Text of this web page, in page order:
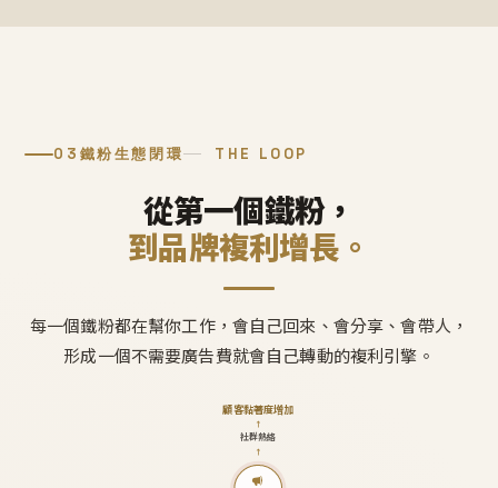
03 鐵粉生態閉環 THE LOOP
從第一個鐵粉，
到品牌複利增長。
每一個鐵粉都在幫你工作，會自己回來、會分享、會帶人，
形成一個不需要廣告費就會自己轉動的複利引擎。
↑
社群熱絡
↑
顧客黏著度增加